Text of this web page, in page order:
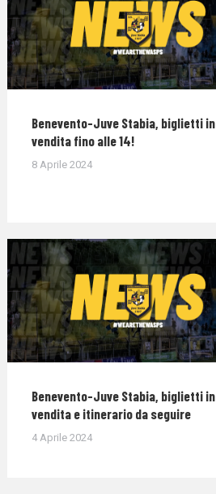
Benevento-Juve Stabia, biglietti in
vendita fino alle 14!
8 Aprile 2024
Benevento-Juve Stabia, biglietti in
vendita e itinerario da seguire
4 Aprile 2024